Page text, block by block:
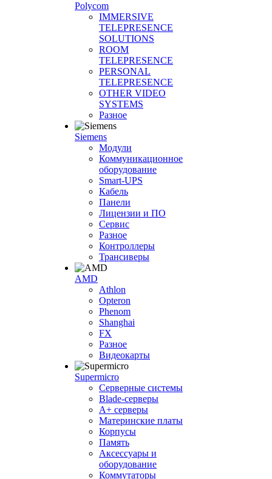
Polycom
IMMERSIVE
TELEPRESENCE
SOLUTIONS
ROOM
TELEPRESENCE
PERSONAL
TELEPRESENCE
OTHER VIDEO
SYSTEMS
Разное
Siemens
Модули
Коммуникационное
оборудование
Smart-UPS
Кабель
Панели
Лицензии и ПО
Сервис
Разное
Контроллеры
Трансиверы
AMD
Athlon
Opteron
Phenom
Shanghai
FX
Разное
Видеокарты
Supermicro
Серверные системы
Blade-серверы
A+ серверы
Материнские платы
Корпусы
Память
Аксессуары и
оборудование
Коммутаторы